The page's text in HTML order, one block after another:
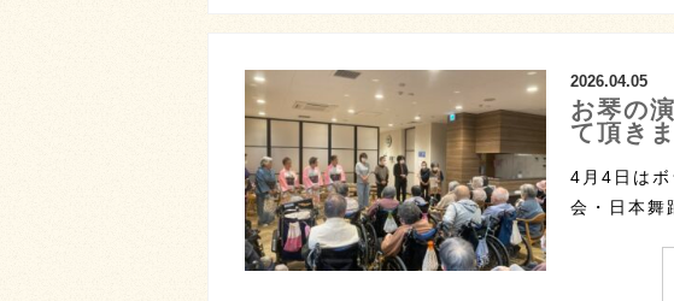
2026.04.05
お琴の
て頂き
4月4日はボ
会・日本舞